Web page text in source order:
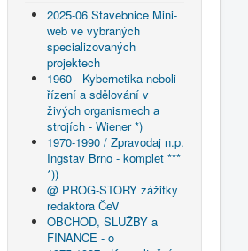
2025-06 Stavebnice Mini-
web ve vybraných
specializovaných
projektech
1960 - Kybernetika neboli
řízení a sdělování v
živých organismech a
strojích - Wiener *)
1970-1990 / Zpravodaj n.p.
Ingstav Brno - komplet ***
*))
@ PROG-STORY zážitky
redaktora ČeV
OBCHOD, SLUŽBY a
FINANCE - o